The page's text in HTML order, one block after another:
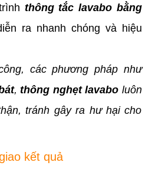
thông tắc lavabo bằng
ra nhanh chóng và hiệu
các phương pháp như
,thông nghẹt lavabo luôn
tránh gây ra hư hại cho
kết quả